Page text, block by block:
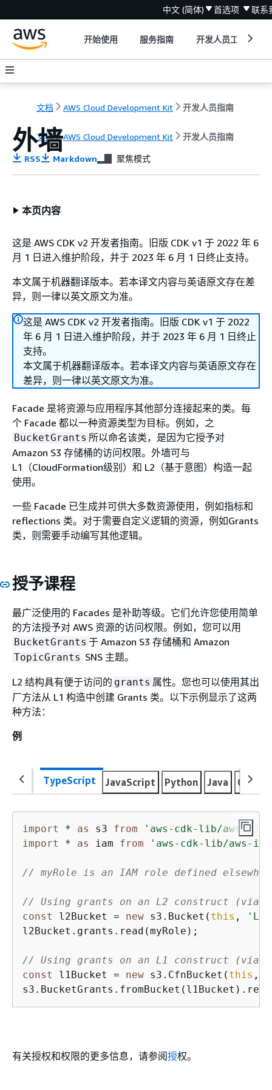
中文 (简体) 首选项 联系
开始使用 服务指南 开发人员工具
文档 AWS Cloud Development Kit 开发人员指南
文档 AWS Cloud Development Kit 开发人员指南
外墙
RSS Markdown 聚焦模式
本页内容
这是 AWS CDK v2 开发者指南。旧版 CDK v1 于 2022 年 6
月 1 日进入维护阶段，并于 2023 年 6 月 1 日终止支持。
本文属于机器翻译版本。若本译文内容与英语原文存在差
异，则一律以英文原文为准。
这是 AWS CDK v2 开发者指南。旧版 CDK v1 于 2022
年 6 月 1 日进入维护阶段，并于 2023 年 6 月 1 日终止
支持。
本文属于机器翻译版本。若本译文内容与英语原文存在
差异，则一律以英文原文为准。
Facade 是将资源与应用程序其他部分连接起来的类。每
个 Facade 都以一种资源类型为目标。例如，之
BucketGrants 所以命名该类，是因为它授予对
Amazon S3 存储桶的访问权限。外墙可与
L1（CloudFormation级别）和 L2（基于意图）构造一起
使用。
一些 Facade 已生成并可供大多数资源使用，例如指标和
reflections 类。对于需要自定义逻辑的资源，例如Grants
类，则需要手动编写其他逻辑。
授予课程
最广泛使用的 Facades 是补助等级。它们允许您使用简单
的方法授予对 AWS 资源的访问权限。例如，您可以用
BucketGrants 于 Amazon S3 存储桶和 Amazon
TopicGrants SNS 主题。
L2 结构具有便于访问的 grants 属性。您也可以使用其出
厂方法从 L1 构造中创建 Grants 类。以下示例显示了这两
种方法：
例
TypeScript JavaScript Python Java C#
import * as s3 from 'aws-cdk-lib/aws-s3'
import
* as iam from 'aws-cdk-lib/aws-
// myRole is an IAM role defined
// Using grants on an L2 construct (via
const
l2Bucket = new s3.Bucket( this ,
l2Bucket.grants.read(myRole);
// Using grants on an L1 construct (via
const
l1Bucket = new s3.CfnBucket( this ,
有关授权和权限的更多信息，请参阅授权。